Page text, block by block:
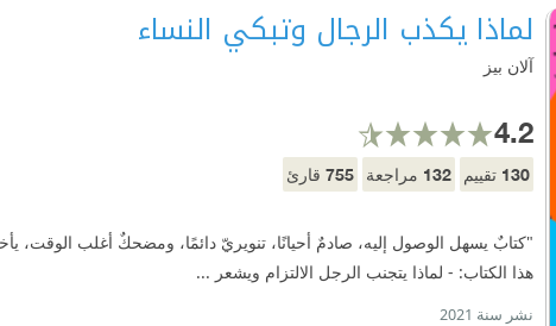
لماذا يكذب الرجال وتبكي النساء
آلان بيز
4.2
130 تقييم 132 مراجعة 755 قارئ
"كتابٌ يسهل الوصول إليه، صادمٌ أحيانًا، تنويريّ دائمًا، ومضحكٌ أغلب
هذا الكتاب: - لماذا يتجنب الرجل الالتزام ويشعر ...
نشر سنة 2021